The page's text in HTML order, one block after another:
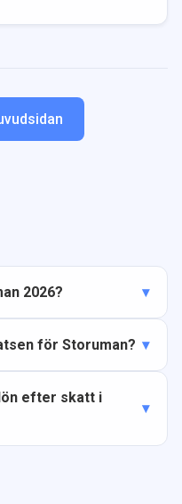
2026?
för Storuman?
efter skatt i